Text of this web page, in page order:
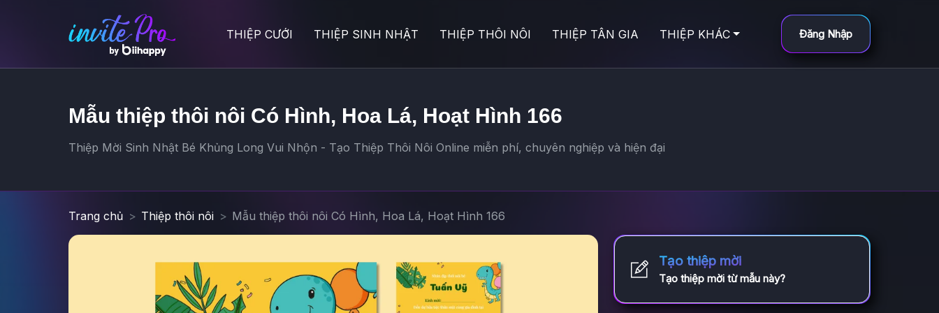
THIỆP CƯỚI THIỆP SINH NHẬT THIỆP THÔI NÔI THIỆP TÂN GIA THIỆP KHÁC Đăng Nhập
Mẫu thiệp thôi nôi Có Hình, Hoa Lá, Hoạt Hình 166
Thiệp Mời Sinh Nhật Bé Khủng Long Vui Nhộn - Tạo Thiệp Thôi Nôi Online miễn phí, chuyên nghiệp và hiện đại
Trang chủ Thiệp thôi nôi Mẫu thiệp thôi nôi Có Hình, Hoa Lá, Hoạt Hình 166
Tạo thiệp mời
Tạo thiệp mời từ mẫu này?